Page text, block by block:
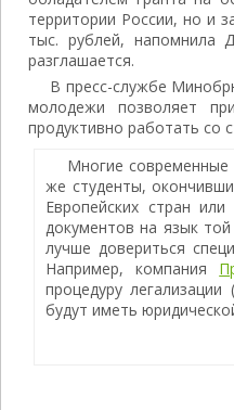
территории России, но и
тыс. рублей, напомнила
разглашается.
В пресс-службе
молодежи позволяет
продуктивно работать со
Многие современные
же студенты,
Европейских стран
документов на язык
лучше довериться
Например, компания
процедуру
будут иметь